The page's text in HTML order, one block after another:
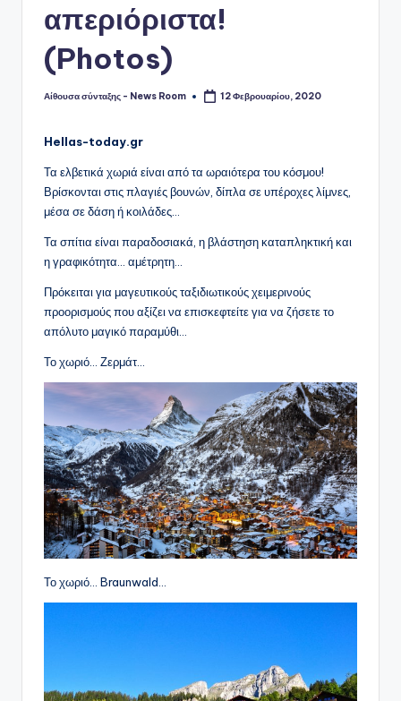
απεριόριστα!
(Photos)
Συγγραφέας:
Αίθουσα σύνταξης - News Room 12 Φεβρουαρίου, 2020
Hellas-today.gr
Τα ελβετικά χωριά είναι από τα ωραιότερα του κόσμου!
Βρίσκονται στις πλαγιές βουνών, δίπλα σε υπέροχες λίμνες,
μέσα σε δάση ή κοιλάδες…
Τα σπίτια είναι παραδοσιακά, η βλάστηση καταπληκτική και
η γραφικότητα… αμέτρητη…
Πρόκειται για μαγευτικούς ταξιδιωτικούς χειμερινούς
προορισμούς που αξίζει να επισκεφτείτε για να ζήσετε το
απόλυτο μαγικό παραμύθι…
Το χωριό… Ζερμάτ…
Το χωριό… Braunwald…